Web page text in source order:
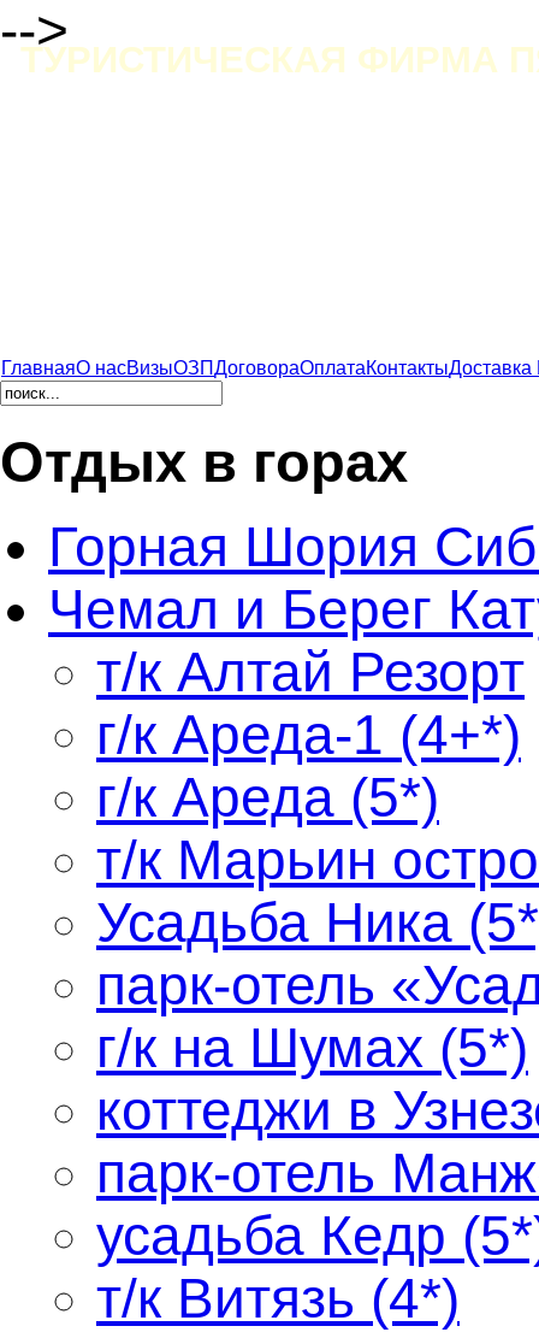
-->
ТУРИСТИЧЕСКАЯ ФИРМА
ГлавнаяО насВизыОЗПДоговораОплатаКонтакты
Отдых в горах
Горная Шория
Чемал и Берег
т/к Алтай Резорт
г/к Ареда-1 (4+*)
г/к Ареда (5*)
т/к Марьин
Усадьба Ника
парк-отель
г/к на Шумах (5*)
коттеджи в
парк-отель
усадьба Кедр
т/к Витязь (4*)